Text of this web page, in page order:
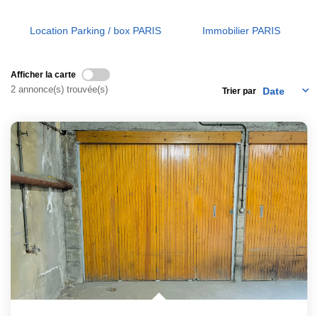
Location Parking / box PARIS Immobilier PARIS
Afficher la carte
2 annonce(s) trouvée(s) Trier par